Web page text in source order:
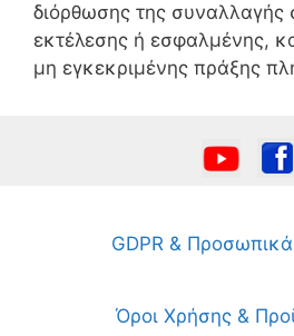
διόρθωσης της συναλλαγής
εκτέλεσης ή εσφαλμένης,
μη εγκεκριμένης πράξης
GDPR &
Όροι Χρήσης &